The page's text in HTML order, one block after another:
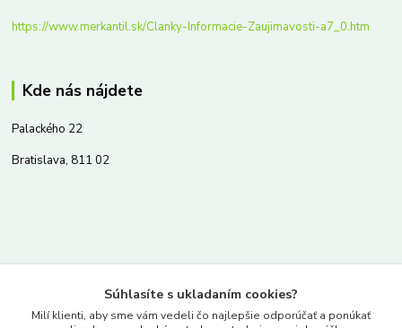
https://www.merkantil.sk/Clanky-Informacie-Zaujimavosti-a7_0.htm
Kde nás nájdete
Palackého 22
Bratislava, 811 02
www.merkantil.sk
Súhlasíte s ukladaním cookies?
Milí klienti, aby sme vám vedeli čo najlepšie odporúčať a ponúkať